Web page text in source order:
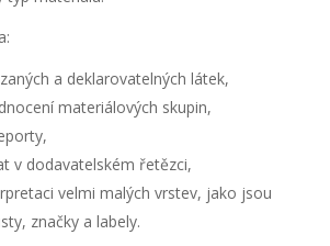
a deklarovatelných látek,
materiálových skupin,
v dodavatelském řetězci,
velmi malých vrstev, jako jsou
značky a labely.